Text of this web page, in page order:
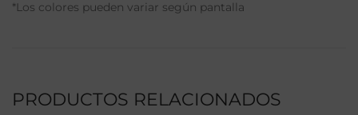
*Los colores pueden variar según pantalla
PRODUCTOS RELACIONADOS